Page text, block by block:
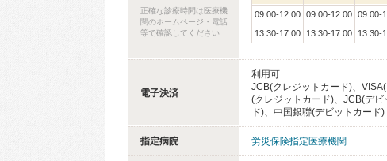
正確な診療時間は医療機
関のホームページ・電話
等で確認してください
09:00-12:00 09:00-12:00 09:00-
13:30-17:00
13:30-17:00 13:30-
電子決済
利用可
JCB(クレジットカード)、
(クレジットカード)、JCB(デ
ド)、中国銀聯(デビットカード)
指定病院 労災保険指定医療機関